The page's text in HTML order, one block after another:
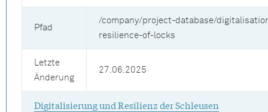
Pfad
/company/project-database/
resilience-of-locks
Letzte
Änderung
27.06.2025
Digitalisierung und Resilienz der Schleusen